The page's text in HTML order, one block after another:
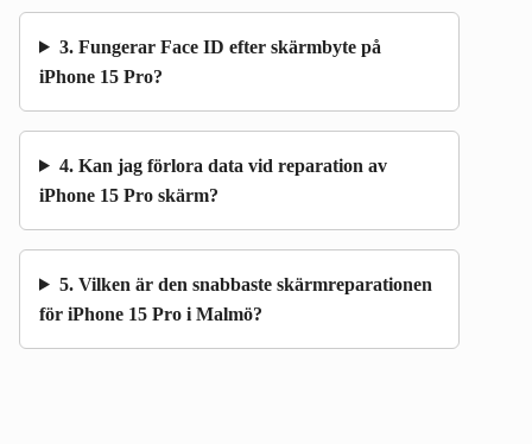
3. Fungerar Face ID efter skärmbyte på
iPhone 15 Pro?
4. Kan jag förlora data vid reparation av
iPhone 15 Pro skärm?
5. Vilken är den snabbaste skärmreparationen
för iPhone 15 Pro i Malmö?